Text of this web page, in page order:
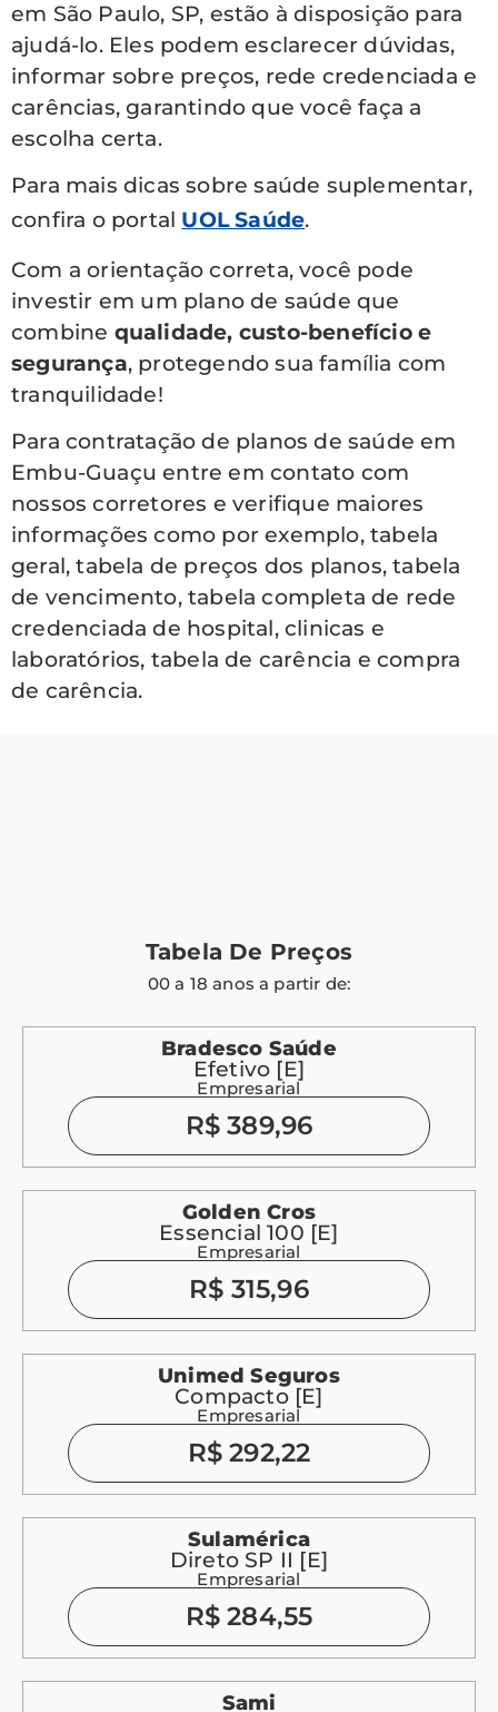
em São Paulo, SP, estão à disposição para
ajudá-lo. Eles podem esclarecer dúvidas,
informar sobre preços, rede credenciada e
carências, garantindo que você faça a
escolha certa.
Para mais dicas sobre saúde suplementar,
confira o portal UOL Saúde.
Com a orientação correta, você pode
investir em um plano de saúde que
combine qualidade, custo-benefício e
segurança, protegendo sua família com
tranquilidade!
Para contratação de planos de saúde em
Embu-Guaçu entre em contato com
nossos corretores e verifique maiores
informações como por exemplo, tabela
geral, tabela de preços dos planos, tabela
de vencimento, tabela completa de rede
credenciada de hospital, clinicas e
laboratórios, tabela de carência e compra
de carência.
Tabela De Preços
00 a 18 anos a partir de:
Bradesco Saúde
Efetivo [E]
Empresarial
R$ 389,96
Golden Cros
Essencial 100 [E]
Empresarial
R$ 315,96
Unimed Seguros
Compacto [E]
Empresarial
R$ 292,22
Sulamérica
Direto SP II [E]
Empresarial
R$ 284,55
Sami